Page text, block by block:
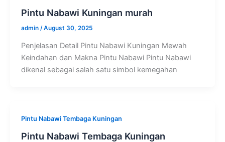
Pintu Nabawi Kuningan murah
admin /August 30, 2025
Penjelasan Detail Pintu Nabawi Kuningan Mewah
Keindahan dan Makna Pintu Nabawi Pintu Nabawi
dikenal sebagai salah satu simbol kemegahan
Pintu Nabawi Tembaga Kuningan
Pintu Nabawi Tembaga Kuningan